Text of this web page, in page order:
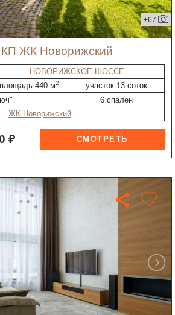
+67
КП ЖК Новорижский
НОВОРИЖСКОЕ ШОССЕ
площадь 440 м2
участок 13 соток
6 спален
ЖК Новорижский
₽